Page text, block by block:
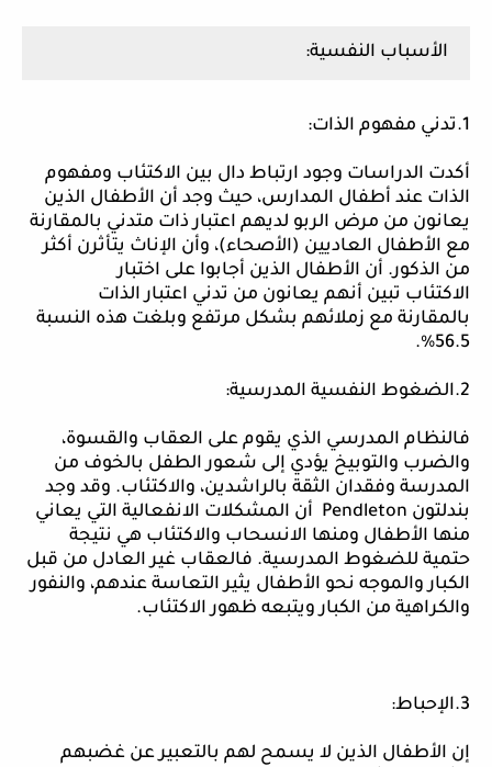
الأسباب النفسية:
1.تدني مفهوم الذات:
أكدت الدراسات وجود ارتباط دال بين الاكتئاب ومفهوم
الذات عند أطفال المدارس، حيث وجد أن الأطفال الذين
يعانون من مرض الربو لديهم اعتبار ذات متدني بالمقارنة
مع الأطفال العاديين (الأصحاء)، وأن الإناث يتأثرن أكثر
من الذكور. أن الأطفال الذين أجابوا على اختبار
الاكتئاب تبين أنهم يعانون من تدني اعتبار الذات
بالمقارنة مع زملائهم بشكل مرتفع وبلغت هذه النسبة
56.5%.
2.الضغوط النفسية المدرسية:
فالنظام المدرسي الذي يقوم على العقاب والقسوة،
والضرب والتوبيخ يؤدي إلى شعور الطفل بالخوف من
المدرسة وفقدان الثقة بالراشدين، والاكتئاب. وقد وجد
بندلتون Pendleton أن المشكلات الانفعالية التي يعاني
منها الأطفال ومنها الانسحاب والاكتئاب هي نتيجة
حتمية للضغوط المدرسية. فالعقاب غير العادل من قبل
الكبار والموجه نحو الأطفال يثير التعاسة عندهم، والنفور
والكراهية من الكبار ويتبعه ظهور الاكتئاب.
3.الإحباط:
إن الأطفال الذين لا يسمح لهم بالتعبير عن غضبهم